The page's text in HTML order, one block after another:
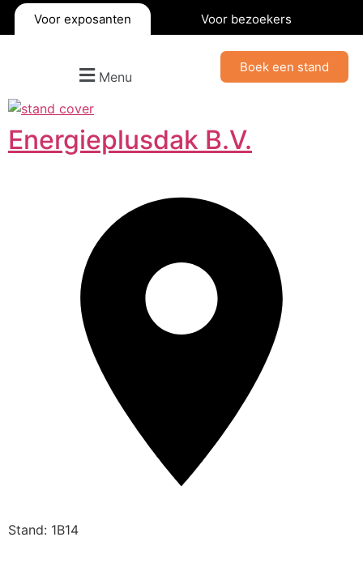
Voor exposanten Voor bezoekers
Menu
Boek een stand
Energieplusdak B.V.
Stand: 1B14